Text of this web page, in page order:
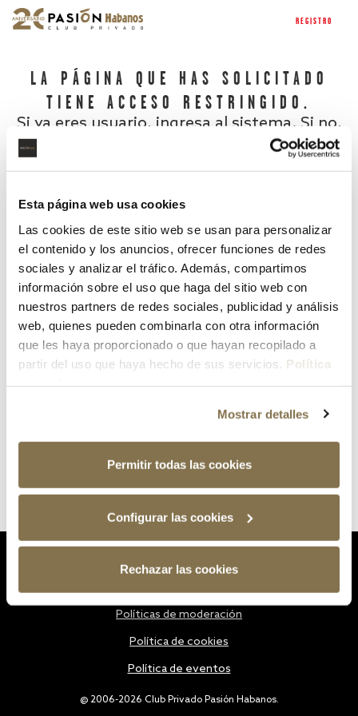
Esta página web usa cookies
Las cookies de este sitio web se usan para personalizar
el contenido y los anuncios, ofrecer funciones de redes
sociales y analizar el tráfico. Además, compartimos
información sobre el uso que haga del sitio web con
nuestros partners de redes sociales, publicidad y análisis
web, quienes pueden combinarla con otra información
que les haya proporcionado o que hayan recopilado a
partir del uso que haya hecho de sus servicios. Política
Mostrar detalles
Permitir todas las cookies
Configurar las cookies
Rechazar las cookies
REGISTRO
LA PÁGINA QUE HAS SOLICITADO
TIENE ACCESO RESTRINGIDO.
Si ya eres usuario, ingresa al sistema. Si no,
¿Has olvidado tu contraseña?
@ 2006-2026 Club Privado Pasión Habanos.
Políticas de moderación
Política de cookies
Política de eventos